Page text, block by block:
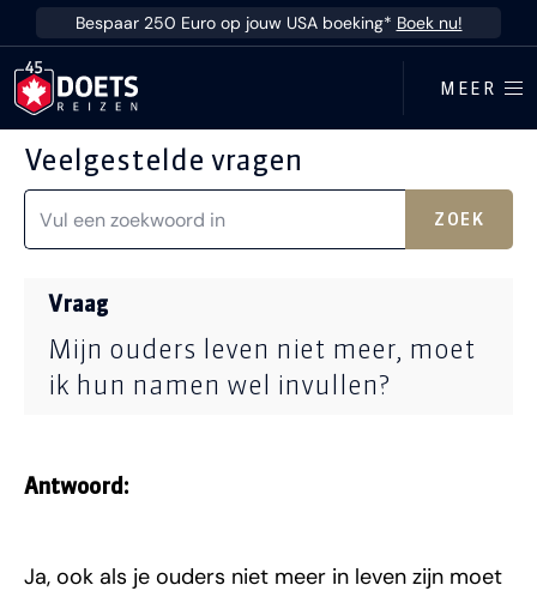
Ga direct naar inhoud
Bespaar 250 Euro op jouw USA boeking* Boek nu!
MEER
Veelgestelde vragen
ZOEK
Vraag
Mijn ouders leven niet meer, moet
ik hun namen wel invullen?
Antwoord:
Ja, ook als je ouders niet meer in leven zijn moet